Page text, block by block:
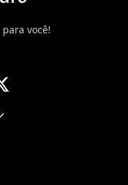
você!